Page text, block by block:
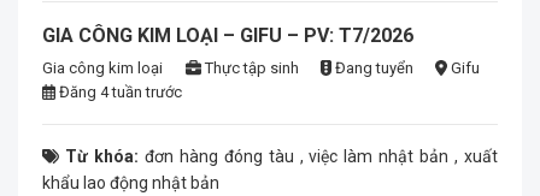
GIA CÔNG KIM LOẠI – GIFU – PV: T7/2026
Gia công kim loại Thực tập sinh Đang tuyển
Gifu
Đăng 4 tuần trước
Từ khóa: đơn hàng đóng tàu ,việc làm nhật bản ,xuất
khẩu lao động nhật bản